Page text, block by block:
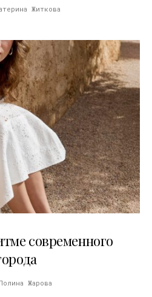
Житкова
современного
Полина Жарова